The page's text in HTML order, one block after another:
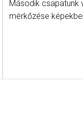
Második csapatunk
mérkőzése